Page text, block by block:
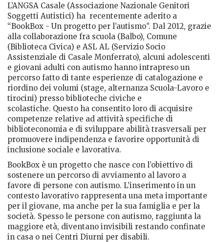
L’ANGSA Casale (Associazione Nazionale Genitori
Soggetti Autistici) ha recentemente aderito a
“BookBox - Un progetto per l’autismo”. Dal 2012, grazie
alla collaborazione fra scuola (Balbo), Comune
(Biblioteca Civica) e ASL AL (Servizio Socio
Assistenziale di Casale Monferrato), alcuni adolescenti
e giovani adulti con autismo hanno intrapreso un
percorso fatto di tante esperienze di catalogazione e
riordino dei volumi (stage, alternanza Scuola-Lavoro e
tirocini) presso biblioteche civiche e
scolastiche. Questo ha consentito loro di acquisire
competenze relative ad attività specifiche di
biblioteconomia e di sviluppare abilità trasversali per
promuovere indipendenza e favorire opportunità di
inclusione sociale e lavorativa.
BookBox è un progetto che nasce con l’obiettivo di
sostenere un percorso di avviamento al lavoro a
favore di persone con autismo. L’inserimento in un
contesto lavorativo rappresenta una meta importante
per il giovane, ma anche per la sua famiglia e per la
società. Spesso le persone con autismo, raggiunta la
maggiore età, diventano invisibili restando confinate
in casa o nei Centri Diurni per disabili.